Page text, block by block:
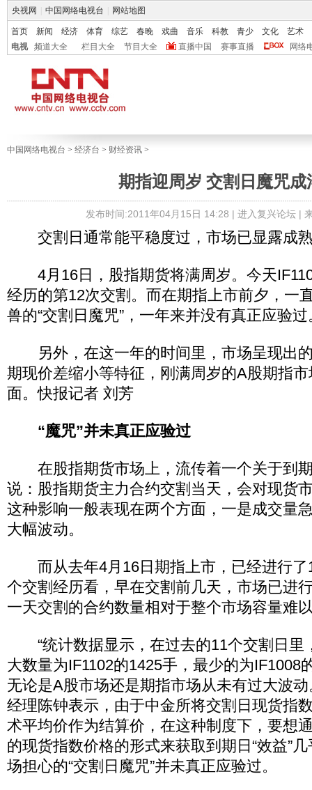
央视网 中国网络电视台 网站地图
首页 新闻 经济 体育 综艺 春晚 戏曲 音乐 科教 青少 文化
艺术
电视
频道大全 栏目大全 节目大全 直播中国 赛事直播 网络
中国网络电视台 > 经济台 > 财经资讯 >
期指迎周岁 交割日魔咒成
发布时间:2011年04月15日 14:28 | 进入复兴论坛|
交割日通常能平稳度过，市场已显露成
4月16日，股指期货将满周岁。今天
经历的第12次交割。而在期指上市前夕，一
兽的“交割日魔咒”，一年来并没有真正应验过
另外，在这一年的时间里，市场呈现出
期现价差缩小等特征，刚满周岁的A股期指
面。快报记者 刘芳
“魔咒”并未真正应验过
在股指期货市场上，流传着一个关于到期
说：股指期货主力合约交割当天，会对现货
这种影响一般表现在两个方面，一是成交量
大幅波动。
而从去年4月16日期指上市，已经进行了
个交割经历看，早在交割前几天，市场已进
一天交割的合约数量相对于整个市场容量难
“统计数据显示，在过去的11个交割日里
大数量为IF1102的1425手，最少的为IF1008
无论是A股市场还是期指市场从未有过大波
经理陈钟表示，由于中金所将交割日现货指
术平均价作为结算价，在这种制度下，要想
的现货指数价格的形式来获取到期日“效益”
场担心的“交割日魔咒”并未真正应验过。